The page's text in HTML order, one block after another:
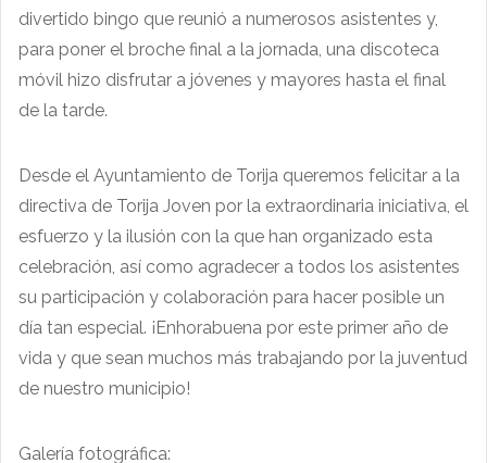
divertido bingo que reunió a numerosos asistentes y,
para poner el broche final a la jornada, una discoteca
móvil hizo disfrutar a jóvenes y mayores hasta el final
de la tarde.
Desde el Ayuntamiento de Torija queremos felicitar a la
directiva de Torija Joven por la extraordinaria iniciativa, el
esfuerzo y la ilusión con la que han organizado esta
celebración, así como agradecer a todos los asistentes
su participación y colaboración para hacer posible un
día tan especial. ¡Enhorabuena por este primer año de
vida y que sean muchos más trabajando por la juventud
de nuestro municipio!
Galería fotográfica: